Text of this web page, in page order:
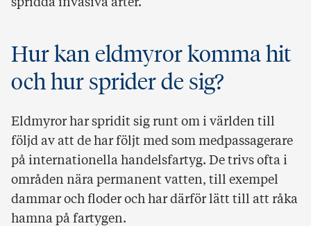
spridda invasiva arter.
Hur kan eldmyror komma hit
och hur sprider de sig?
Eldmyror har spridit sig runt om i världen till
följd av att de har följt med som medpassagerare
på internationella handelsfartyg. De trivs ofta i
områden nära permanent vatten, till exempel
dammar och floder och har därför lätt till att råka
hamna på fartygen.